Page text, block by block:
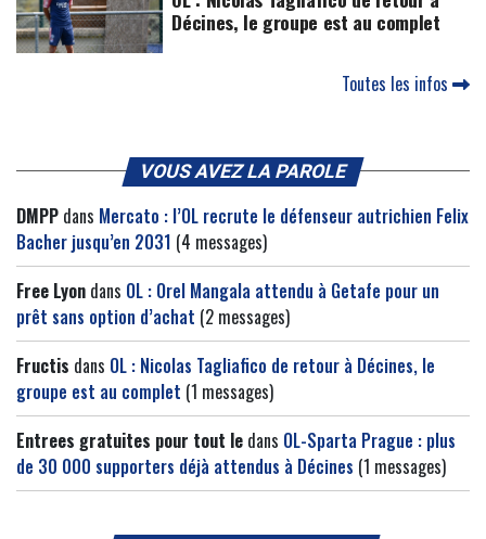
Décines, le groupe est au complet
Toutes les infos
VOUS AVEZ LA PAROLE
DMPP dans Mercato : l’OL recrute le défenseur autrichien Felix
Bacher jusqu’en 2031 (4 messages)
Free Lyon dans OL : Orel Mangala attendu à Getafe pour un
prêt sans option d’achat (2 messages)
Fructis dans OL : Nicolas Tagliafico de retour à Décines, le
groupe est au complet (1 messages)
Entrees gratuites pour tout le dans OL-Sparta Prague : plus
de 30 000 supporters déjà attendus à Décines (1 messages)